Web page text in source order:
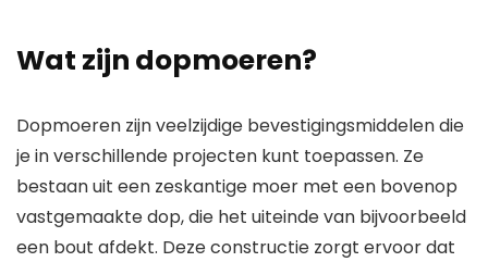
Wat zijn dopmoeren?
Dopmoeren zijn veelzijdige bevestigingsmiddelen die
je in verschillende projecten kunt toepassen. Ze
bestaan uit een zeskantige moer met een bovenop
vastgemaakte dop, die het uiteinde van bijvoorbeeld
een bout afdekt. Deze constructie zorgt ervoor dat